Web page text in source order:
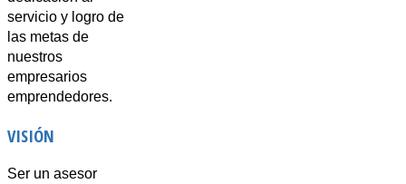
servicio y logro de
las metas de
nuestros
empresarios
emprendedores.
VISIÓN
Ser un asesor